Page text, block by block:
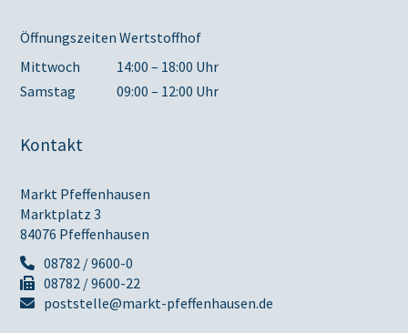
Öffnungszeiten Wertstoffhof
Mittwoch
14:00 – 18:00 Uhr
Samstag
09:00 – 12:00 Uhr
Kontakt
Markt Pfeffenhausen
Marktplatz 3
84076 Pfeffenhausen
08782 / 9600-0
08782 / 9600-22
poststelle@markt-pfeffenhausen.de